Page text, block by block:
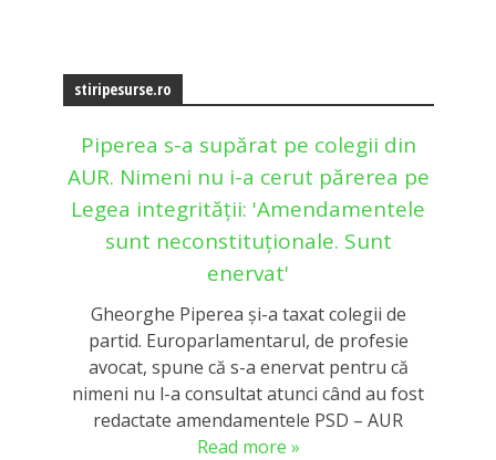
stiripesurse.ro
Piperea s-a supărat pe colegii din
AUR. Nimeni nu i-a cerut părerea pe
Legea integrității: 'Amendamentele
sunt neconstituționale. Sunt
enervat'
Gheorghe Piperea și-a taxat colegii de
partid. Europarlamentarul, de profesie
avocat, spune că s-a enervat pentru că
nimeni nu l-a consultat atunci când au fost
redactate amendamentele PSD – AUR
Read more »